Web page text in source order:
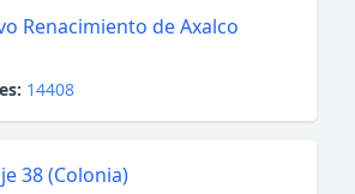
Renacimiento de Axalco
14408
38 (Colonia)